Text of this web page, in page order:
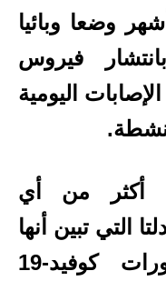
وضعا وبائيا
فيروس
اليومية
أكثر من أي
التي تبين أنها
أشد عدوى من متحورات كوفيد-19